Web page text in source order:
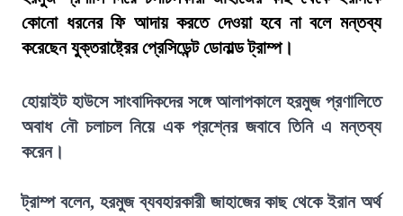
কোনো ধরনের ফি আদায় করতে দেওয়া হবে না বলে মন্তব্য
করেছেন যুক্তরাষ্ট্রের প্রেসিডেন্ট ডোনাল্ড ট্রাম্প।
হোয়াইট হাউসে সাংবাদিকদের সঙ্গে আলাপকালে হরমুজ প্রণালিতে
অবাধ নৌ চলাচল নিয়ে এক প্রশ্নের জবাবে তিনি এ মন্তব্য
করেন।
ট্রাম্প বলেন, হরমুজ ব্যবহারকারী জাহাজের কাছ থেকে ইরান অর্থ